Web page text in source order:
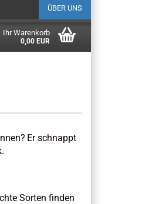
Ihr Warenkorb
0,00 EUR
ÜBER UNS
Er schnappt
Sorten finden